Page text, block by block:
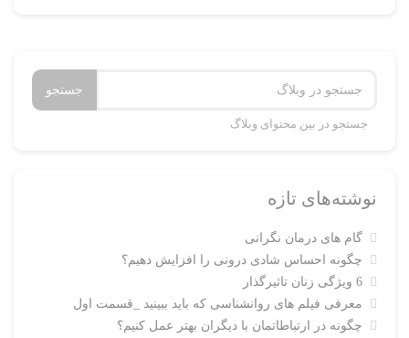
جستجو
جستجو در بین محتوای وبلاگ
نوشته‌های تازه
گام های درمان نگرانی
چگونه احساس شادی درونی را افزایش دهیم؟
6 ویژگی زنان تاثیرگذار
معرفی فیلم های روانشناسی که باید ببینید _قسمت اول
چگونه در ارتباطاتمان با دیگران بهتر عمل کنیم؟